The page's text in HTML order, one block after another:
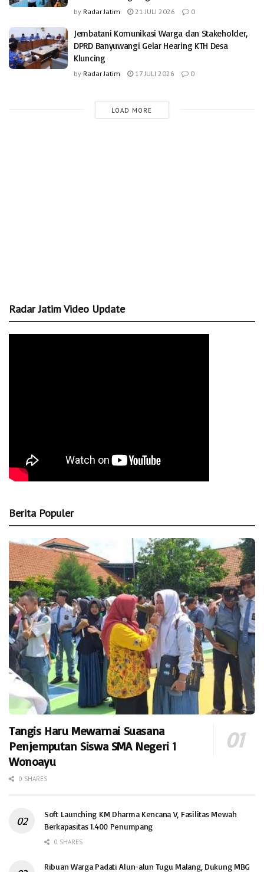
by Radar Jatim 21 JULI 2026 0
Jembatani Komunikasi Warga dan Stakeholder,
DPRD Banyuwangi Gelar Hearing KTH Desa
Kluncing
by Radar Jatim 17 JULI 2026 0
LOAD MORE
Radar Jatim Video Update
Berita Populer
Tangis Haru Mewarnai Suasana
Penjemputan Siswa SMA Negeri 1
Wonoayu
0 SHARES
Soft Launching KM Dharma Kencana V, Fasilitas Mewah
Berkapasitas 1.400 Penumpang
0 SHARES
Ribuan Warga Padati Alun-alun Tugu Malang, Dukung MBG